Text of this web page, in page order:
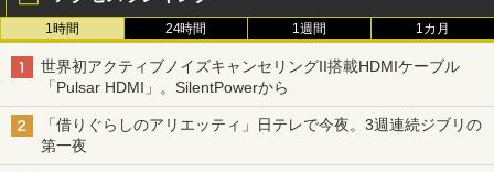
1時間 24時間 1週間 1カ月
世界初アクティブノイズキャンセリングII搭載HDMIケーブル
「Pulsar HDMI」。SilentPowerから
「借りぐらしのアリエッティ」日テレで今夜。3週連続ジブリの
第一夜